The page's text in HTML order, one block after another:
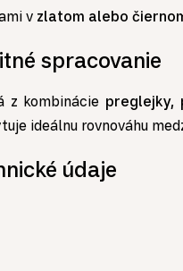
v zlatom alebo
spracovanie
z kombinácie preglejky,
ideálnu rovnováhu
údaje